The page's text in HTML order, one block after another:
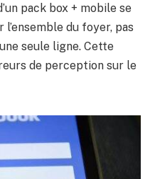
pack box + mobile se
du foyer, pas
seule ligne. Cette
de perception sur le